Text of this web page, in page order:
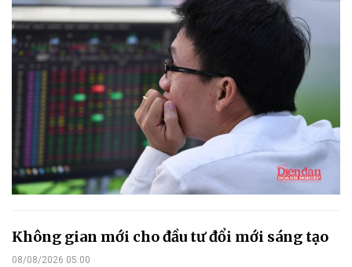
Không gian mới cho đầu tư đổi mới sáng tạo
08/08/2026 05:00